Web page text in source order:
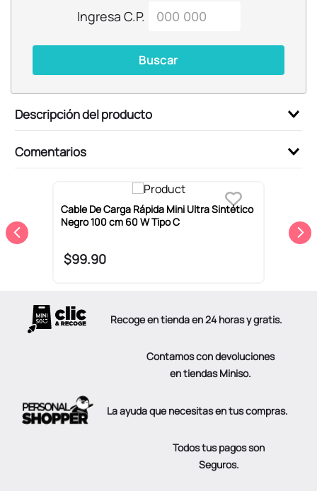
Ingresa C.P.
Buscar
Descripción del producto
Comentarios
Cable De Carga Rápida Mini Ultra Sintético
Negro 100 cm 60 W Tipo C
$99.90
Recoge en tienda en 24 horas y gratis.
Contamos con devoluciones
en tiendas Miniso.
La ayuda que necesitas en tus compras.
Todos tus pagos son
Seguros.